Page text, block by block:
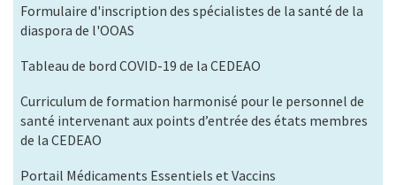
Formulaire d'inscription des spécialistes de la santé de la
diaspora de l'OOAS
Tableau de bord COVID-19 de la CEDEAO
Curriculum de formation harmonisé pour le personnel de
santé intervenant aux points d’entrée des états membres
de la CEDEAO
Portail Médicaments Essentiels et Vaccins